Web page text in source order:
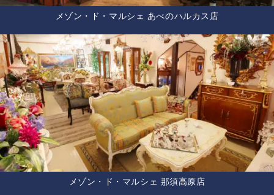
メゾン・ド・マルシェ あべのハルカス店
メゾン・ド・マルシェ 那須高原店